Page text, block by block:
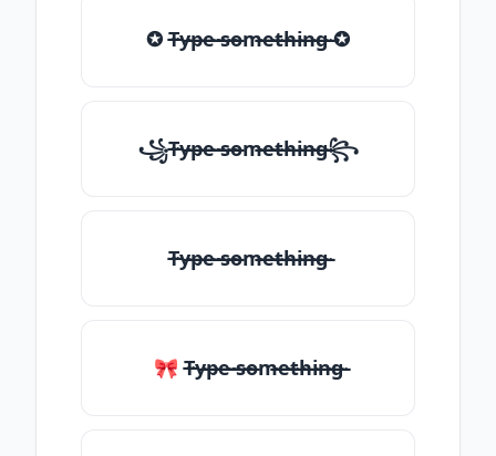
✪ T̶̴y̶̴p̶̴e̶̴ ̶̴s̶̴o̶̴m̶̴e̶̴t̶̴h̶̴i̶̴n̶̴g̶̴ ✪
꧁T̶̴y̶̴p̶̴e̶̴ ̶̴s̶̴o̶̴m̶̴e̶̴t̶̴h̶̴i̶̴n̶̴g̶̴꧂
T̶̴y̶̴p̶̴e̶̴ ̶̴s̶̴o̶̴m̶̴e̶̴t̶̴h̶̴i̶̴n̶̴g̶̴
🎀 T̶̴y̶̴p̶̴e̶̴ ̶̴s̶̴o̶̴m̶̴e̶̴t̶̴h̶̴i̶̴n̶̴g̶̴